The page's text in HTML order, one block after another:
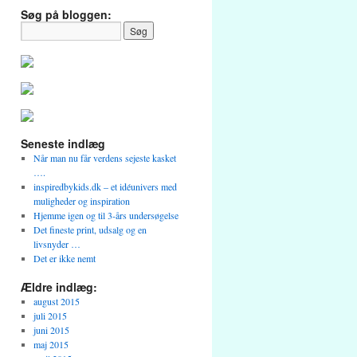
Søg på bloggen:
Seneste indlæg
Når man nu får verdens sejeste kasket
….
inspiredbykids.dk – et idéunivers med
muligheder og inspiration
Hjemme igen og til 3-års undersøgelse
Det fineste print, udsalg og en
livsnyder …
Det er ikke nemt
Ældre indlæg:
august 2015
juli 2015
juni 2015
maj 2015